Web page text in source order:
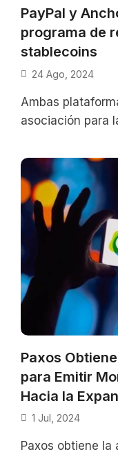
PayPal y
programa de
stablecoins
24 Ago, 2024
Ambas
asociación para
PayPal vinculada
Paxos
para Emitir
Hacia la
1 Jul, 2024
Paxos obtiene la